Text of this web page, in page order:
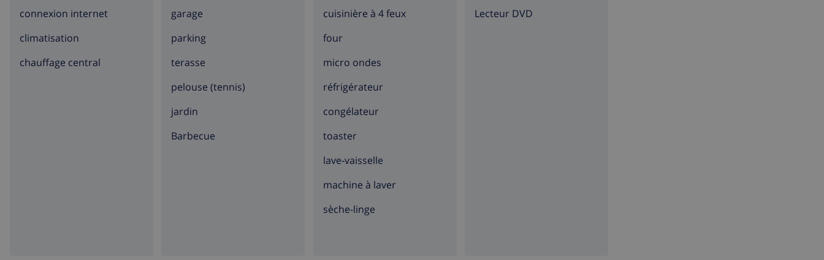
connexion internet
climatisation
chauffage central
garage
parking
terasse
pelouse (tennis)
jardin
barbecue
cuisinière à 4 feux
four
micro ondes
réfrigérateur
congélateur
toaster
lave-vaisselle
machine à laver
sèche-linge
lecteur DVD